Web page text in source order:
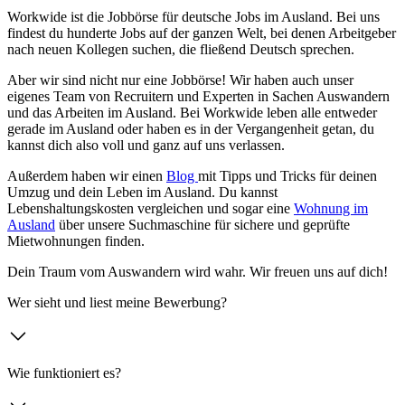
Workwide ist die Jobbörse für deutsche Jobs im Ausland. Bei uns
findest du hunderte Jobs auf der ganzen Welt, bei denen Arbeitgeber
nach neuen Kollegen suchen, die fließend Deutsch sprechen.
Aber wir sind nicht nur eine Jobbörse! Wir haben auch unser
eigenes Team von Recruitern und Experten in Sachen Auswandern
und das Arbeiten im Ausland. Bei Workwide leben alle entweder
gerade im Ausland oder haben es in der Vergangenheit getan, du
kannst dich also voll und ganz auf uns verlassen.
Außerdem haben wir einen Blog mit Tipps und Tricks für deinen
Umzug und dein Leben im Ausland. Du kannst
Lebenshaltungskosten vergleichen und sogar eine Wohnung im
Ausland über unsere Suchmaschine für sichere und geprüfte
Mietwohnungen finden.
Dein Traum vom Auswandern wird wahr. Wir freuen uns auf dich!
Wer sieht und liest meine Bewerbung?
Wie funktioniert es?